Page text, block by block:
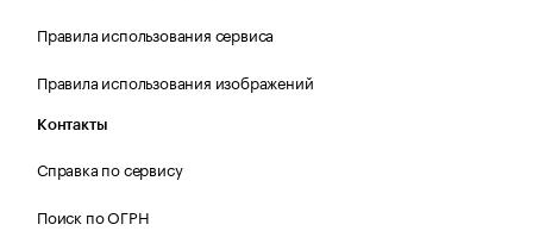
Правила использования сервиса
Правила использования изображений
Контакты
Справка по сервису
Поиск по ОГРН